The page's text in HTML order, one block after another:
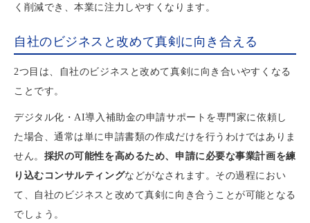
く削減でき、本業に注力しやすくなります。
自社のビジネスと改めて真剣に向き合える
2つ目は、自社のビジネスと改めて真剣に向き合いやすくなる
ことです。
デジタル化・AI導入補助金の申請サポートを専門家に依頼し
た場合、通常は単に申請書類の作成だけを行うわけではありま
せん。 採択の可能性を高めるため、申請に必要な事業計画を練
り込むコンサルティングなどがなされます。その過程におい
て、自社のビジネスと改めて真剣に向き合うことが可能となる
でしょう。